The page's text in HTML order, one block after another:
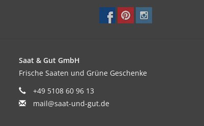
Saat & Gut GmbH
Frische Saaten und Grüne Geschenke
+49 5108 60 96 13
mail@saat-und-gut.de